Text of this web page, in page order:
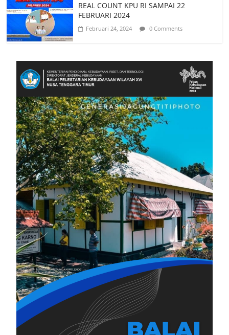
REAL COUNT KPU RI SAMPAI 22
FEBRUARI 2024
Februari 24, 2024 0 Comments